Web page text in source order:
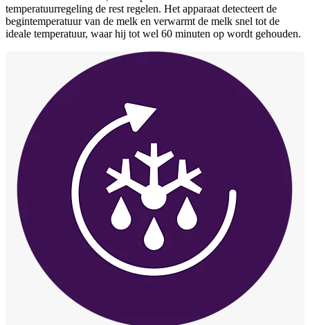
temperatuurregeling de rest regelen. Het apparaat detecteert de
begintemperatuur van de melk en verwarmt de melk snel tot de
ideale temperatuur, waar hij tot wel 60 minuten op wordt gehouden.